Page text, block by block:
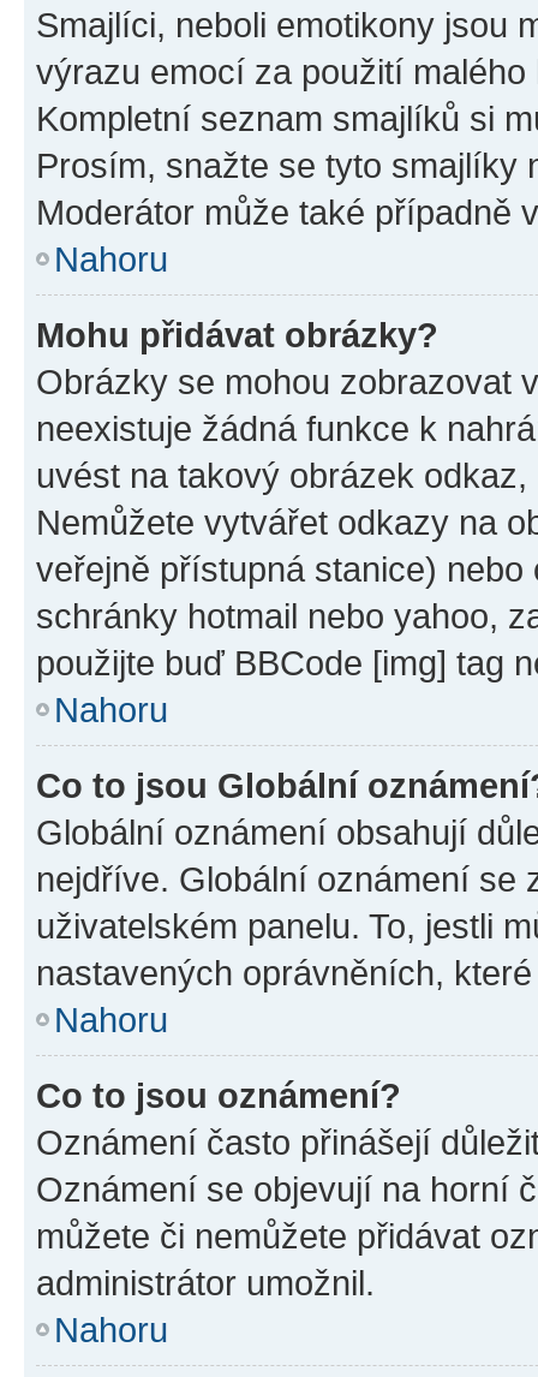
Smajlíci, neboli emotikony jsou
výrazu emocí za použití
Kompletní seznam smajlíků si
Prosím, snažte se tyto smajlíky
Moderátor může také případně
Nahoru
Mohu přidávat obrázky?
Obrázky se mohou zobrazovat
neexistuje žádná funkce k
uvést na takový obrázek
Nemůžete vytvářet odkazy na
veřejně přístupná stanice)
schránky hotmail nebo yahoo,
použijte buď BBCode [img] tag
Nahoru
Co to jsou Globální
Globální oznámení obsahují
nejdříve. Globální oznámení se
uživatelském panelu. To, jestli
nastavených oprávněních,
Nahoru
Co to jsou oznámení?
Oznámení často přinášejí
Oznámení se objevují na horní
můžete či nemůžete přidávat
administrátor umožnil.
Nahoru